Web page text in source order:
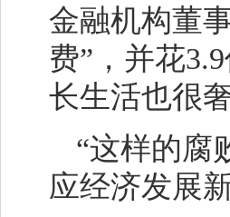
金融机构董
费”，并花
长生活也很
“这样的腐
应经济发展